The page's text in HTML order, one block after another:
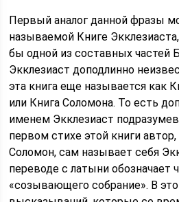
Первый аналог данной фразы
называемой Книге
бы одной из составных частей
Экклезиаст доподлинно
эта книга еще называется как
или Книга Соломона. То есть
именем Экклезиаст
первом стихе этой книги
Соломон, сам называет себя
переводе с латыни обозначает
«созывающего собрание». В